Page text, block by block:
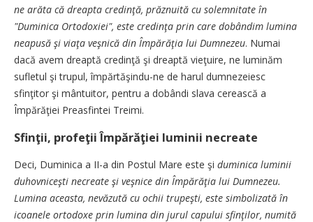
ne arăta că dreapta credinţă, prăznuită cu solemnitate în
"Duminica Ortodoxiei", este credinţa prin care dobândim lumina
neapusă şi viaţa veşnică din Împărăţia lui Dumnezeu. Numai
dacă avem dreaptă credinţă şi dreaptă vieţuire, ne luminăm
sufletul şi trupul, împărtăşindu-ne de harul dumnezeiesc
sfinţitor şi mântuitor, pentru a dobândi slava cerească a
Împărăţiei Preasfintei Treimi.
Sfinţii, profeţii Împărăţiei luminii necreate
Deci, Duminica a II-a din Postul Mare este şi duminica luminii
duhovniceşti necreate şi veşnice din Împărăţia lui Dumnezeu.
Lumina aceasta, nevăzută cu ochii trupeşti, este simbolizată în
icoanele ortodoxe prin lumina din jurul capului sfinţilor, numită